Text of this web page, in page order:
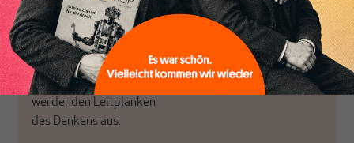
unseren Autoren, ihren
Recherchen, ihrem Wissen
und ihrem Enthusiasmus.
Gemeinsam scheren wir
aus den schmaler
werdenden Leitplanken
des Denkens aus.
ABONNIEREN SIE
MAKROSKOP
Schon Abonnent? Dann